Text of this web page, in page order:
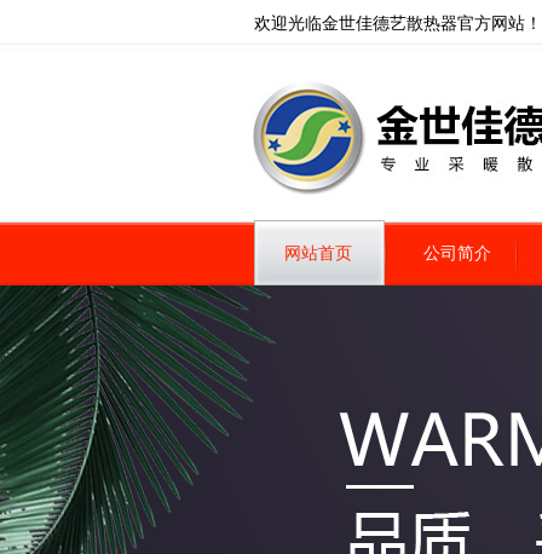
欢迎光临金世佳德艺散热器官方网站！
网站首页 公司简介